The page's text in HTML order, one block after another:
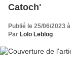
Catoch'
Publié le 25/06/2023
Par Lolo Leblog